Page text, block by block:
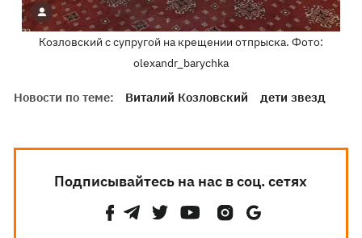
Козловский с супругой на крещении отпрыска. Фото:
olexandr_barychka
Новости по теме: Виталий Козловский дети звезд
Подписывайтесь на нас в соц. сетях